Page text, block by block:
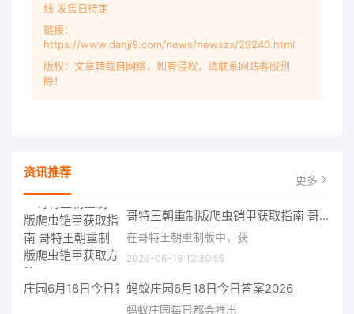
线 发售日待定
链接：
https://www.danji9.com/news/newszx/29240.html
版权：文章转载自网络，如有侵权，请联系网站客服删
除！
资讯推荐 更多
哥特王朝重制版爬虫铠甲获取指南 哥特王朝重制版爬虫铠甲获取方法
在哥特王朝重制版中，获
2026-06-18 12:30:56
蚂蚁庄园6月18日今日答案2026
蚂蚁庄园每日都会推出